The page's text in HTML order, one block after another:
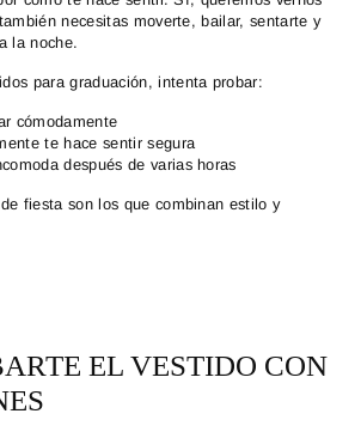
necesitas moverte, bailar, sentarte y
la noche.
para graduación, intenta probar:
cómodamente
te hace sentir segura
después de varias horas
fiestason los que combinan estilo y
EL VESTIDO CON